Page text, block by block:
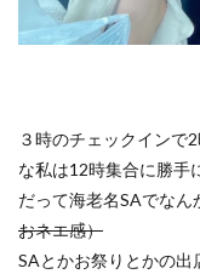
３時のチェックインで
な私は12時集合に勝手
だって海老名SAでなん
おネエ感）
SAとかお祭りとかの